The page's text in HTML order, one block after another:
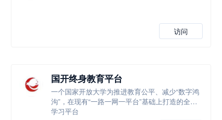
访问
国开终身教育平台
一个国家开放大学为推进教育公平、减少“数字鸿
沟”，在现有“一路一网一平台”基础上打造的全新
学习平台